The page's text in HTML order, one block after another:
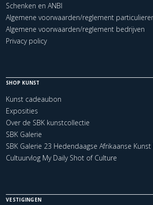
Schenken en ANBI
Algemene voorwaarden/reglement
Algemene voorwaarden/reglement bedrijven
Privacy policy
SHOP KUNST
Kunst cadeaubon
Exposities
Over de SBK kunstcollectie
SBK Galerie
SBK Galerie 23 Hedendaagse Afrikaanse Kunst
Cultuurvlog My Daily Shot of Culture
VESTIGINGEN